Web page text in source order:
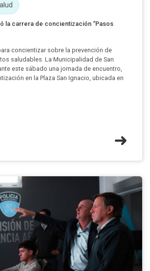
la carrera de concientización “Pasos
concientizar sobre la prevención de
saludables. La Municipalidad de San
este sábado una jornada de encuentro,
en la Plaza San Ignacio, ubicada en